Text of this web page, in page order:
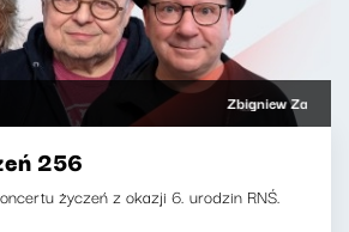
Zbigniew
256
życzeń z okazji 6. urodzin RNŚ.